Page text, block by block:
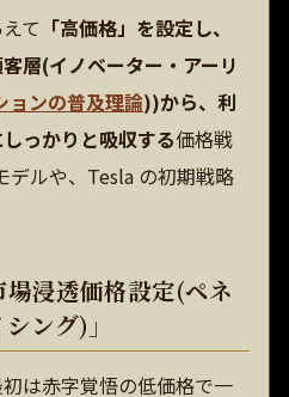
て 「高価格」を設定し、
層(イノベーター・アーリ
ョンの普及理論))から、利
っかりと吸収する価格戦
デルや、Tesla の初期戦略
浸透価格設定(ペネ
ング)」
は赤字覚悟の低価格で一